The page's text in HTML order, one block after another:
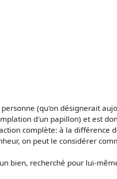
personne (qu'on désignerait
d'un papillon) et est
complète: à la différence
on peut le considérer
bien, recherché pour lui-